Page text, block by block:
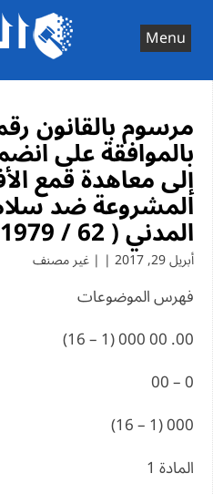
content
Menu
بالموافقة على
إلى معاهدة قمع
المشروعة ضد
المدني ( 62 / 1979 )
أبريل 29, 2017 | | غير مصنف
فهرس الموضوعات
00. 00 000 (1 – 16)
0 – 00
000 (1 – 16)
المادة 1